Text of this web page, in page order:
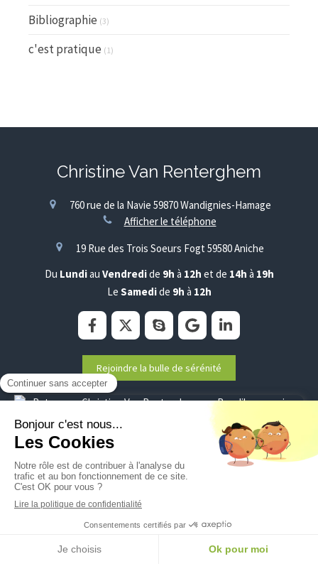
Bibliographie (3)
c'est pratique (1)
Christine Van Renterghem
760 rue de la Navie 59870Wandignies-Hamage
Afficher le téléphone
19 Rue des Trois Soeurs Fogt 59580Aniche
Du Lundiau Vendredide 9h à 12h et de 14h à 19h
Le Samedide 9h à 12h
Rejoindre la bulle de sérénité
Plan du site
Mentions légales
©2020 Christine Van Renterghem - Sophrologie
Création et référencement du site par Simplébo